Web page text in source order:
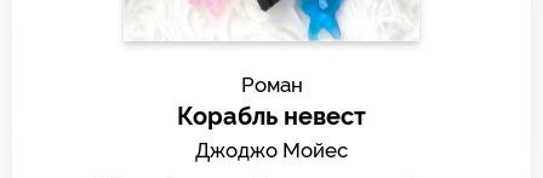
Роман
Корабль невест
Джоджо Мойес